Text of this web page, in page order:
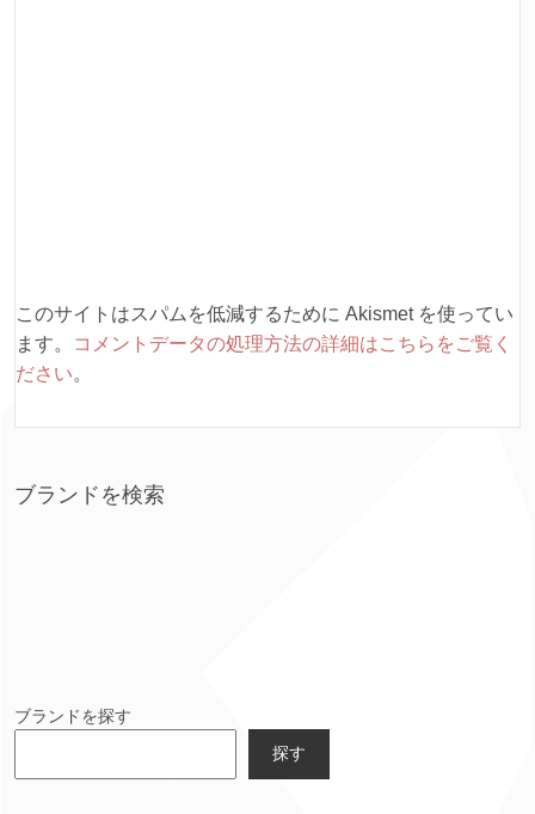
このサイトはスパムを低減するために Akismet を使ってい
ます。
コメントデータの処理方法の詳細はこちらをご覧く
ださい。
ブランドを検索
ブランドを探す
探す